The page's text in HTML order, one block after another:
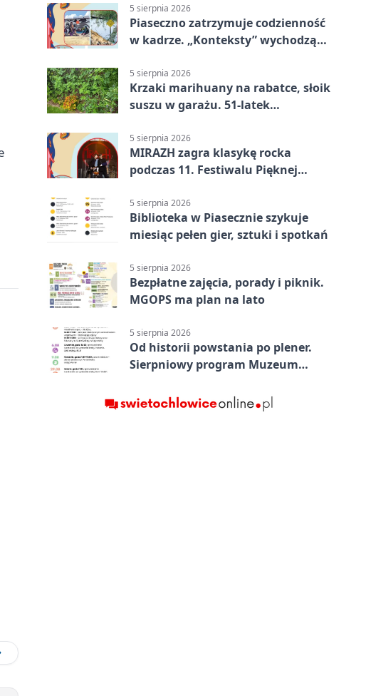
5 sierpnia 2026
Piaseczno zatrzymuje codzienność
w kadrze. „Konteksty” wychodzą
5 sierpnia 2026
Krzaki marihuany na rabatce, słoik
suszu w garażu. 51-latek
5 sierpnia 2026
MIRAZH zagra klasykę rocka
podczas 11. Festiwalu Pięknej
5 sierpnia 2026
Biblioteka w Piasecznie szykuje
miesiąc pełen gier, sztuki i spotkań
5 sierpnia 2026
Bezpłatne zajęcia, porady i piknik.
MGOPS ma plan na lato
5 sierpnia 2026
Od historii powstania po plener.
Sierpniowy program Muzeum